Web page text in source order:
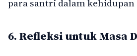
para santri dalam
6. Refleksi untuk Masa